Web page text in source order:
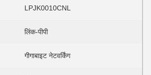
LPJK0010CNL
लिंक-पीपी
गीगाबाइट नेटवर्किंग